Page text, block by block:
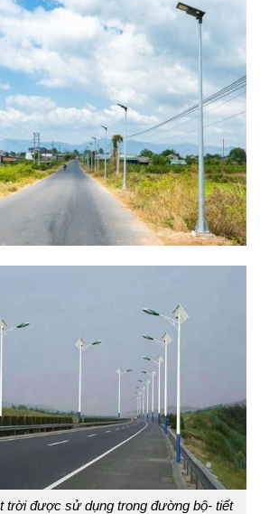
trời được sử dụng trong đường bộ- tiết